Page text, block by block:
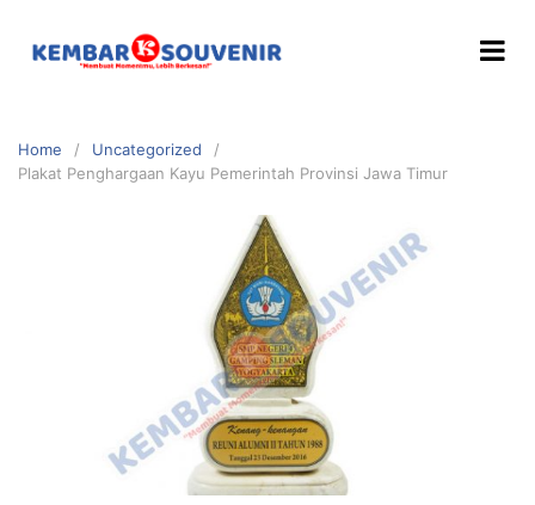
Home
Uncategorized
Plakat Penghargaan Kayu Pemerintah Provinsi Jawa Timur